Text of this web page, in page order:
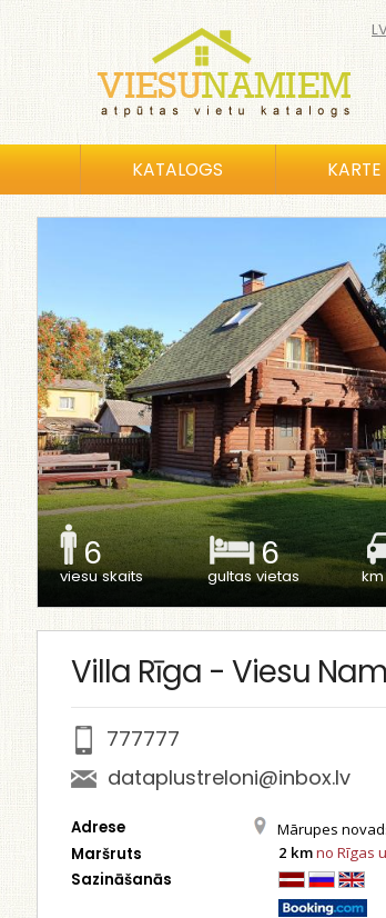
KATALOGS KARTE
6
viesu skaits
6
gultas vietas
Villa Rīga - Viesu
777777
dataplustreloni@inbox.lv
Adrese Mārupes
Maršruts 2 kmno Rīgas
Sazināšanās